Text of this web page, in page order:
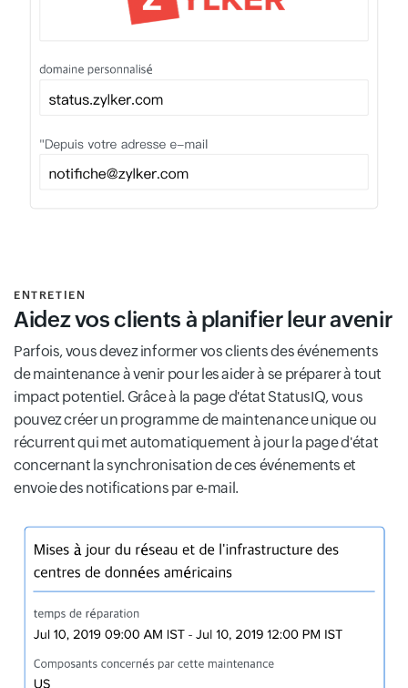
ENTRETIEN
Aidez vos clients à planifier leur avenir
Parfois, vous devez informer vos clients des événements
de maintenance à venir pour les aider à se préparer à tout
impact potentiel. Grâce à la page d'état StatusIQ, vous
pouvez créer un programme de maintenance unique ou
récurrent qui met automatiquement à jour la page d'état
concernant la synchronisation de ces événements et
envoie des notifications par e-mail.